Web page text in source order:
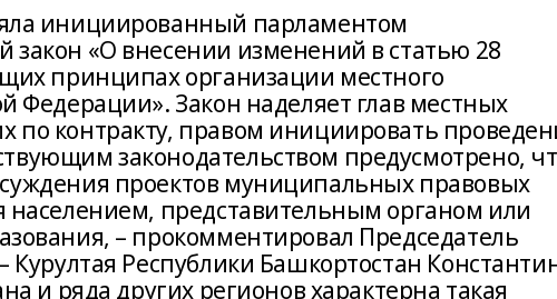
инициированный парламентом
закон «О внесении изменений в статью 28
принципах организации местного
Федерации». Закон наделяет глав местных
контракту, правом инициировать
законодательством предусмотрено,
проектов муниципальных правовых
населением, представительным органом или
– прокомментировал Председатель
Курултая Республики Башкортостан
и ряда других регионов характерна такая